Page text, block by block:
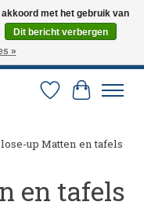
via PostNL en DHL.
afspraak te maken. 0251-
Verlanglijst
up Matten en tafels
en tafels
met het gebruik van
Dit bericht verbergen
»